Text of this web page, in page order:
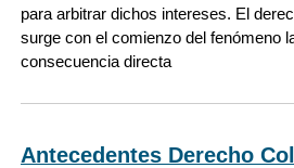
para arbitrar dichos intereses. El
surge con el comienzo del fenómeno
consecuencia directa
Antecedentes Derecho